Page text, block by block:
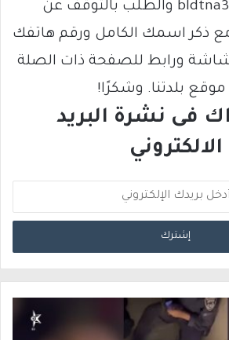
bldtna3@gmail.com والطلب بالتوقف عن
مع ذكر اسمك الكامل ورقم هاتفك
ورابط للصفحة ذات الصلة
بلدتنا. وشكرًا!
فى نشرة البريد
الالكتروني